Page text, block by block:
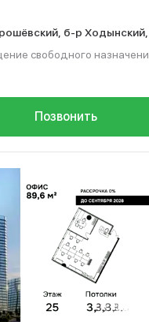
б-р Ходынский,
свободного
Позвонить